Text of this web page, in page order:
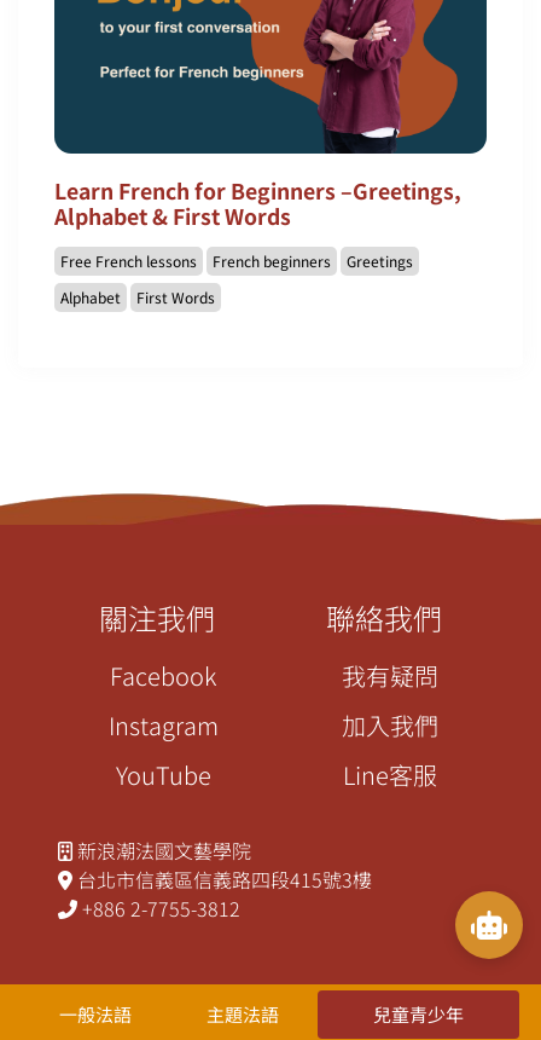
Learn French for Beginners –Greetings,
Alphabet & First Words
Free French lessons French beginners
Greetings
Alphabet
First Words
關注我們
Facebook
Instagram
YouTube
聯絡我們
我有疑問
加入我們
Line客服
新浪潮法國文藝學院
台北市信義區信義路四段415號3樓
+886 2-7755-3812
一般法語 主題法語 兒童青少年